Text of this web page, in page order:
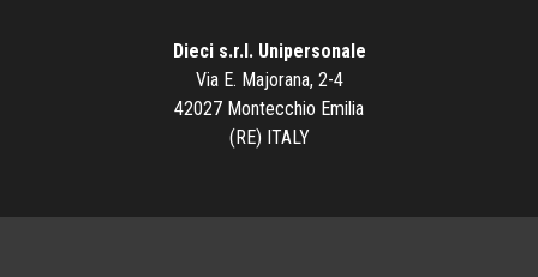
Dieci s.r.l. Unipersonale
Via E. Majorana, 2-4
42027 Montecchio Emilia
(RE) ITALY